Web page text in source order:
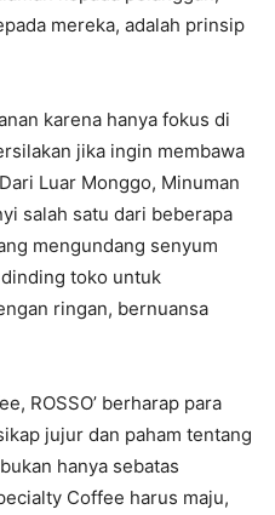
mereka, adalah prinsip
karena hanya fokus di
jika ingin membawa
Luar Monggo, Minuman
salah satu dari beberapa
mengundang senyum
toko untuk
ringan, bernuansa
ROSSO’ berharap para
jujur dan paham tentang
hanya sebatas
Coffee harus maju,